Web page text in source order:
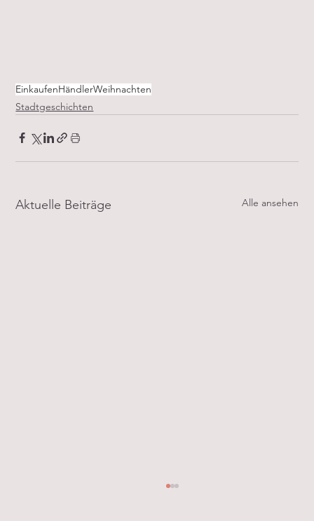
EinkaufenHändlerWeihnachten
Stadtgeschichten
Aktuelle Beiträge Alle ansehen